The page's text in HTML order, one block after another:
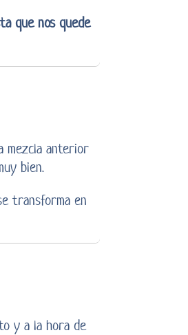
que nos quede
mezcla anterior
bien.
transforma en
y a la hora de